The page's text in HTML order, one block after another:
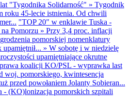
"Tygodnika Solidarność" » Tygodnik
roku 45-lecie istnienia. Od chwili
"TOP 20" w enklawie Tuska -
Pomorzu » Przy 3,4 proc. inflacji
pomorskiej nomenklatury
upamiętnił... » W sobotę i w niedzielę
upamiętniające okrutne
koalicji KO/PSL - wyprawka last
woj. pomorskiego, kwintesencja
przed powołaniem Jolanty Sobieran...
- (KO)lonizacja pomorskich szpitali